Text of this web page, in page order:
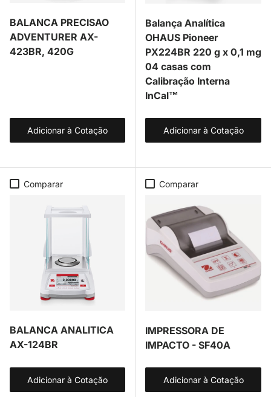
BALANCA PRECISAO
ADVENTURER AX-
423BR, 420G
Adicionar à Cotação
Balança Analítica
OHAUS Pioneer
PX224BR 220 g x 0,1 mg
04 casas com
Calibração Interna
InCal™
Adicionar à Cotação
Comparar
BALANCA ANALITICA
AX-124BR
Adicionar à Cotação
Comparar
IMPRESSORA DE
IMPACTO - SF40A
Adicionar à Cotação